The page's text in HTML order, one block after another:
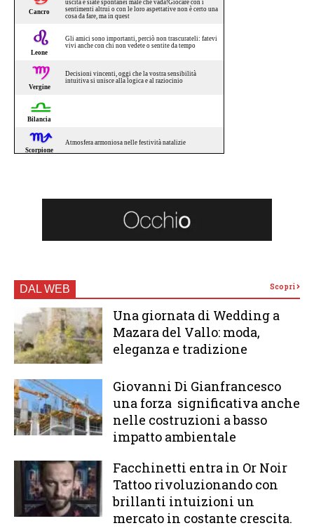
DAL WEB Scopri
Una giornata di Wedding a
Mazara del Vallo: moda,
eleganza e tradizione
Giovanni Di Gianfrancesco
una forza significativa anche
nelle costruzioni a basso
impatto ambientale
Facchinetti entra in Or Noir
Tattoo rivoluzionando con
brillanti intuizioni un
mercato in costante crescita.